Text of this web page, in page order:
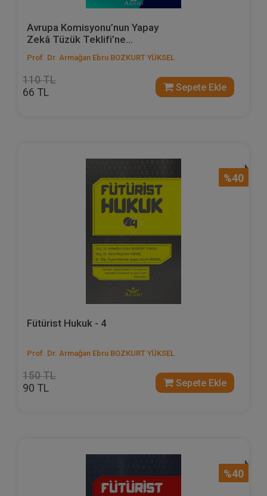
Avrupa Komisyonu’nun Yapay
Zekâ Tüzük Teklifi’ne...
Prof. Dr. Armağan Ebru BOZKURT YÜKSEL
110 TL
66 TL Sepete Ekle
%40
Fütürist Hukuk - 4
Prof. Dr. Armağan Ebru BOZKURT YÜKSEL
150 TL
90 TL Sepete Ekle
%40